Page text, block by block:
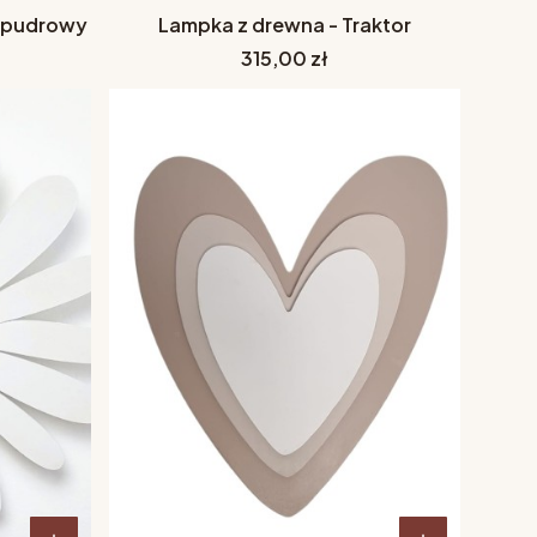
pudrowy
Lampka z drewna - Traktor
Cena
315,00 zł